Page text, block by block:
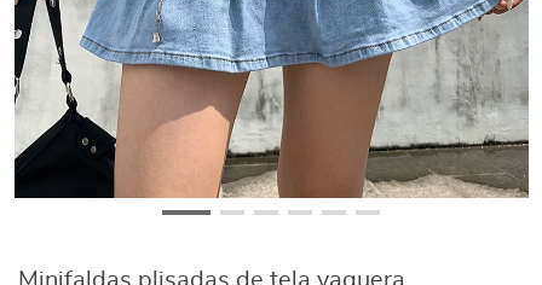
Minifaldas plisadas de tela vaquera